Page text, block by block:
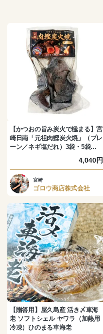
【かつおの旨み炭火で極まる】宮
崎日南「元祖肉鰹炭火焼」（プレ
ーン／ネギ塩だれ）3袋・5袋
4,040円
宮崎
ゴロウ商店株式会社
【贈答用】屋久島産 活き〆車海
老 ソフトシェル ヤワラ（加熱用
冷凍）ひのまる車海老